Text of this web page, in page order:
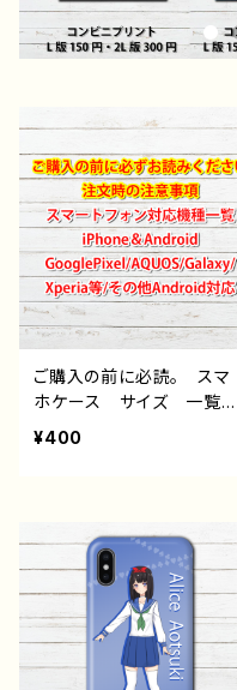
ご購入の前に必読。 スマ
ホケース サイズ 一覧
選び方 iPhoneケース A
ル etc. 手帳型 全機種
対応
¥400